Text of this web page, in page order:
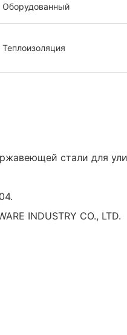
Оборудованный
Теплоизоляция
стали для
INDUSTRY CO., LTD.